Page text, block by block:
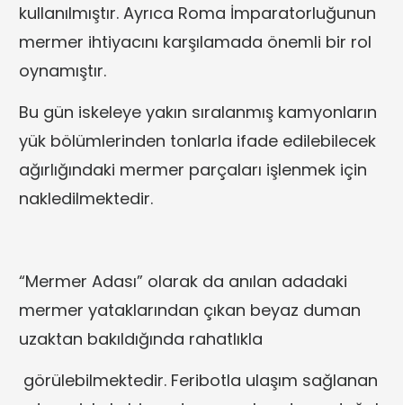
kullanılmıştır. Ayrıca Roma İmparatorluğunun
mermer ihtiyacını karşılamada önemli bir rol
oynamıştır.
Bu gün iskeleye yakın sıralanmış kamyonların
yük bölümlerinden tonlarla ifade edilebilecek
ağırlığındaki mermer parçaları işlenmek için
nakledilmektedir.
“Mermer Adası” olarak da anılan adadaki
mermer yataklarından çıkan beyaz duman
uzaktan bakıldığında rahatlıkla
görülebilmektedir. Feribotla ulaşım sağlanan